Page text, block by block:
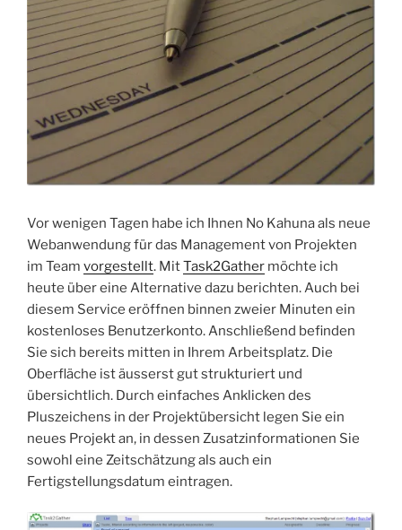
Vor wenigen Tagen habe ich Ihnen No Kahuna als neue
Webanwendung für das Management von Projekten
im Team vorgestellt. MitTask2Gather möchte ich
heute über eine Alternative dazu berichten. Auch bei
diesem Service eröffnen binnen zweier Minuten ein
kostenloses Benutzerkonto. Anschließend befinden
Sie sich bereits mitten in Ihrem Arbeitsplatz. Die
Oberfläche ist äusserst gut strukturiert und
übersichtlich. Durch einfaches Anklicken des
Pluszeichens in der Projektübersicht legen Sie ein
neues Projekt an, in dessen Zusatzinformationen Sie
sowohl eine Zeitschätzung als auch ein
Fertigstellungsdatum eintragen.